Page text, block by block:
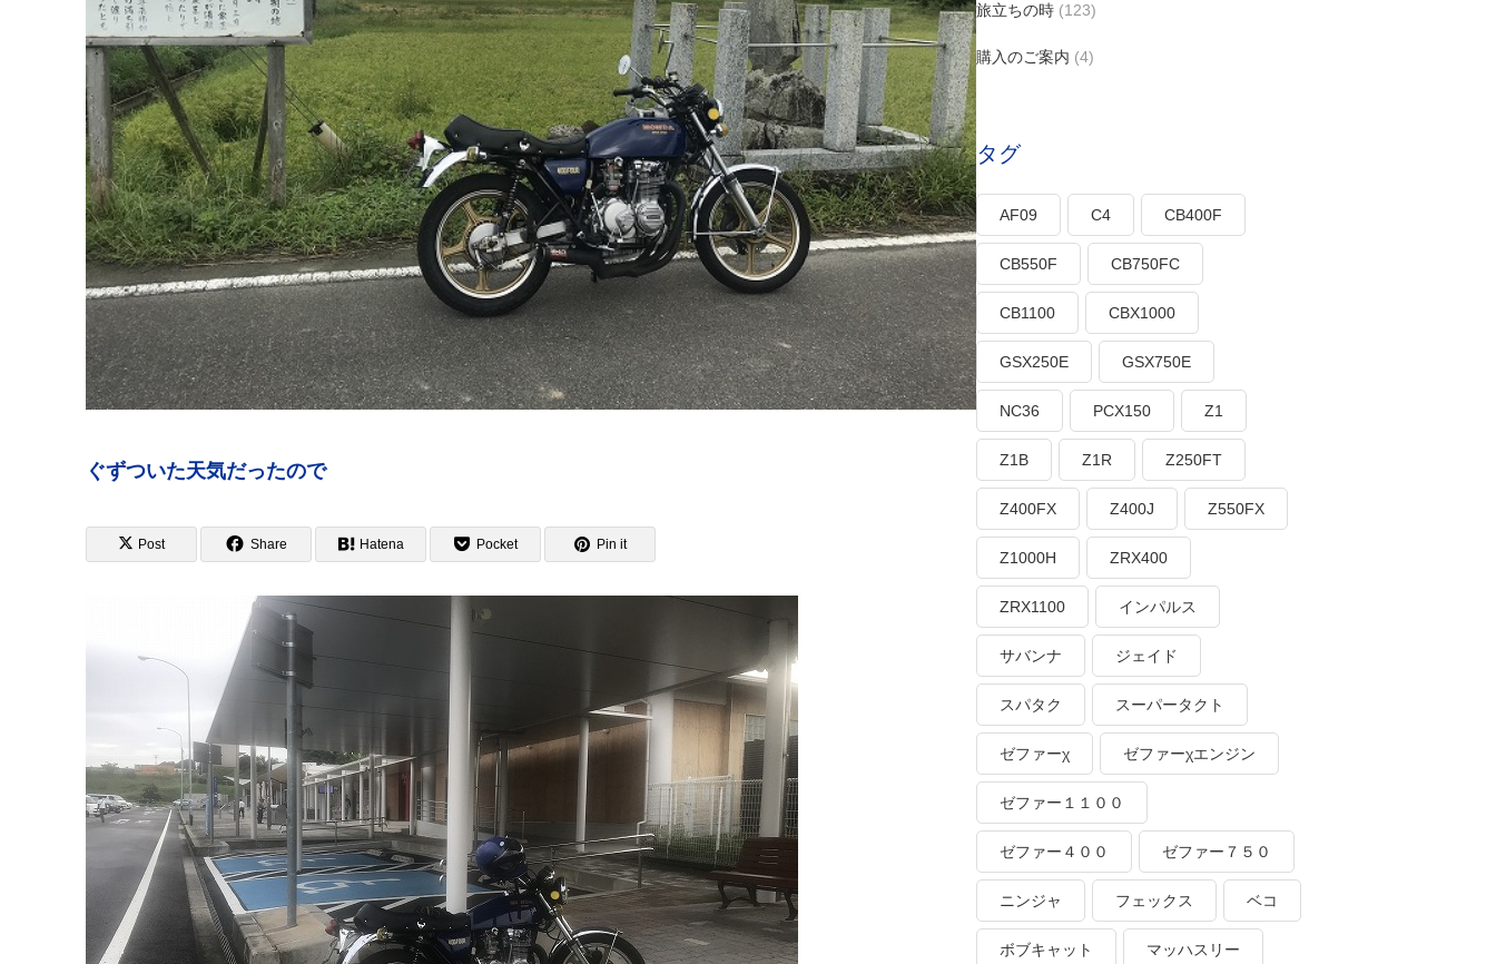
ぐずついた天気だったので
Post Share Hatena Pocket Pin it
旅立ちの時 (123)
購入のご案内 (4)
タグ
AF09 C4 CB400F
CB550F CB750FC
CB1100 CBX1000
GSX250E GSX750E
NC36 PCX150 Z1
Z1B Z1R Z250FT
Z400FX Z400J Z550FX
Z1000H ZRX400
ZRX1100 インパルス
サバンナ ジェイド
スパタク スーパータクト
ゼファーχ ゼファーχエンジン
ゼファー１１００
ゼファー４００ ゼファー７５０
ニンジャ フェックス ベコ
ボブキャット マッハスリー